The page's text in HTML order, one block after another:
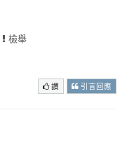
檢舉
讚 引言回應